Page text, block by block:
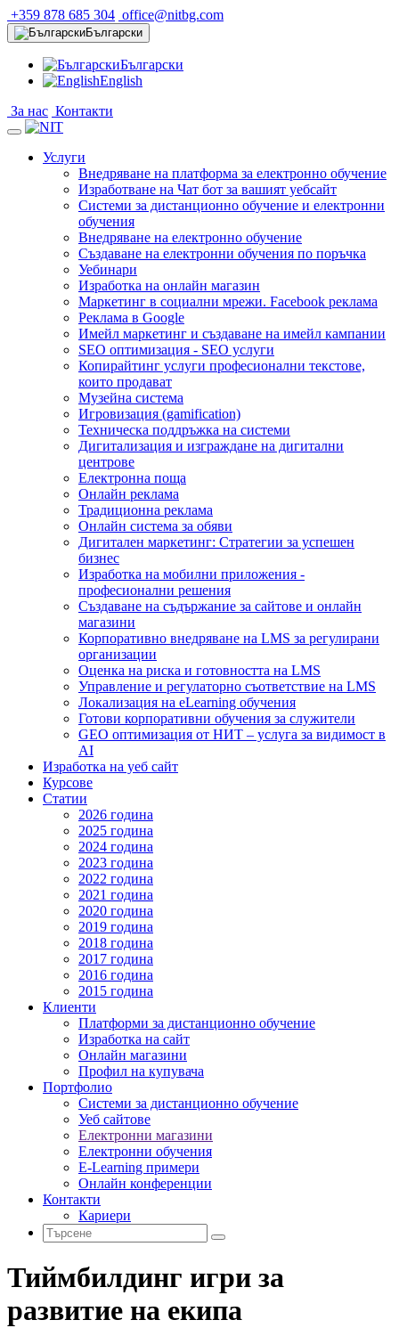
+359 878 685 304 office@nitbg.com
Български
Български
English
За нас Контакти
Услуги
Внедряване на платформа за електронно обучение
Изработване на Чат бот за вашият уебсайт
Системи за дистанционно обучение и електронни
обучения
Внедряване на електронно обучение
Създаване на електронни обучения по поръчка
Уебинари
Изработка на онлайн магазин
Маркетинг в социални мрежи. Facebook реклама
Реклама в Google
Имейл маркетинг и създаване на имейл кампании
SEO оптимизация - SEO услуги
Копирайтинг услуги професионални текстове,
които продават
Музейна система
Игровизация (gamification)
Техническа поддръжка на системи
Дигитализация и изграждане на дигитални
центрове
Електронна поща
Онлайн реклама
Традиционна реклама
Онлайн система за обяви
Дигитален маркетинг: Стратегии за успешен
бизнес
Изработка на мобилни приложения -
професионални решения
Създаване на съдържание за сайтове и онлайн
магазини
Корпоративно внедряване на LMS за регулирани
организации
Оценка на риска и готовността на LMS
Управление и регулаторно съответствие на LMS
Локализация на eLearning обучения
Готови корпоративни обучения за служители
GEO оптимизация от НИТ – услуга за видимост в
AI
Изработка на уеб сайт
Курсове
Статии
2026 година
2025 година
2024 година
2023 година
2022 година
2021 година
2020 година
2019 година
2018 година
2017 година
2016 година
2015 година
Клиенти
Платформи за дистанционно обучение
Изработка на сайт
Онлайн магазини
Профил на купувача
Портфолио
Системи за дистанционно обучение
Уеб сайтове
Електронни магазини
Електронни обучения
E-Learning примери
Онлайн конференции
Контакти
Кариери
Тиймбилдинг игри за
развитие на екипа